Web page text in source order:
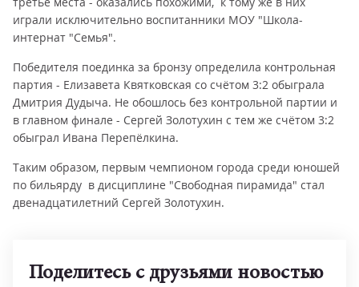
играли исключительно воспитанники МОУ "Школа-
интернат "Семья".
Победителя поединка за бронзу определила контрольная
партия - Елизавета Квятковская со счётом 3:2 обыграла
Дмитрия Дудыча. Не обошлось без контрольной партии и
в главном финале - Сергей Золотухин с тем же счётом 3:2
обыграл Ивана Перепёлкина.
Таким образом, первым чемпионом города среди юношей
по бильярду в дисциплине "Свободная пирамида" стал
двенадцатилетний Сергей Золотухин.
Поделитесь с друзьями новостью